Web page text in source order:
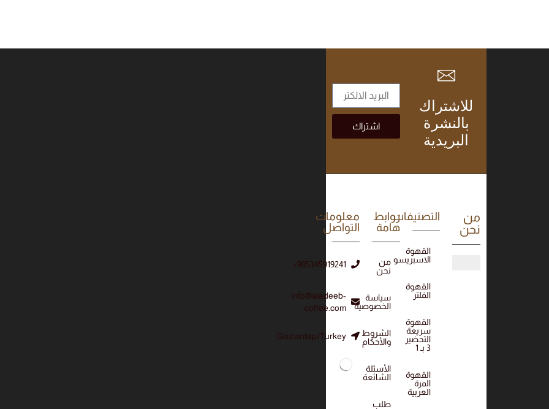
للاشتراك
بالنشرة
البريدية
اشتراك
من
نحن
التصنيفات
القهوة
الاسبريسو
القهوة
الفلتر
القهوة
سريعة
التحضير
3 بـ 1
القهوة
المرة
العربية
روابط
هامة
من
نحن
سياسة
الخصوصية
الشروط
والأحكام
الأسئلة
الشائعة
طلب
معلومات
التواصل
905345919241+
info@aladeeb-
coffee.com
Gaziantep/Turkey